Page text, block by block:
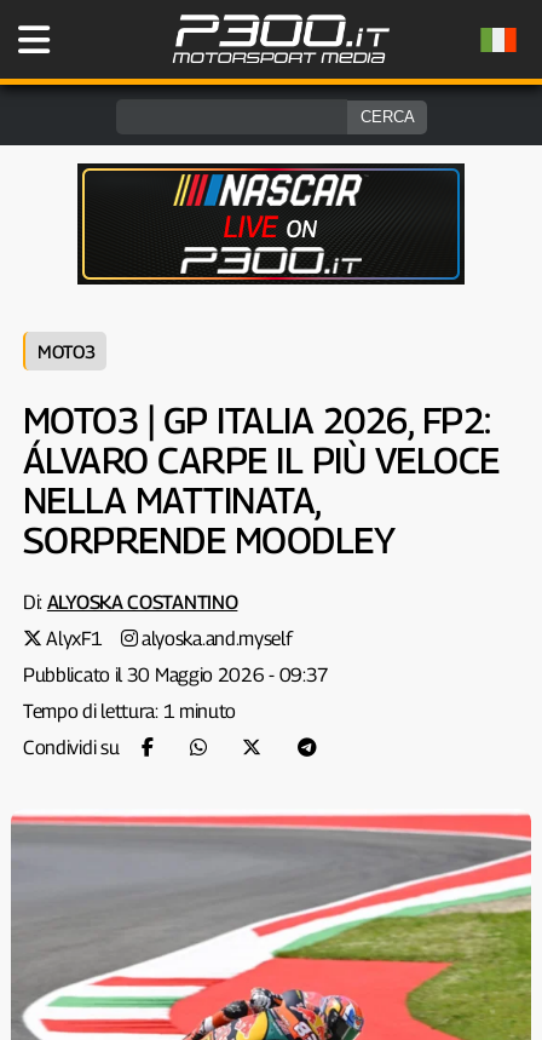
MOTO3
MOTO3 | GP ITALIA 2026, FP2:
ÁLVARO CARPE IL PIÙ VELOCE
NELLA MATTINATA,
SORPRENDE MOODLEY
Di: ALYOSKA COSTANTINO
AlyxF1
alyoska.and.myself
Pubblicato il 30 Maggio 2026 - 09:37
Tempo di lettura: 1 minuto
Condividi su